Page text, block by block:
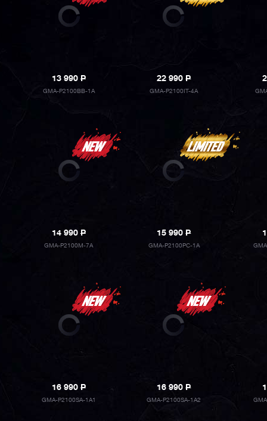
13 990P
GMA-P2100BB-1A
22 990P
GMA-P2100IT-4A
14 990P
GMA-P2100M-7A
15 990P
GMA-P2100PC-1A
16 990P
GMA-P2100SA-1A1
16 990P
GMA-P2100SA-1A2